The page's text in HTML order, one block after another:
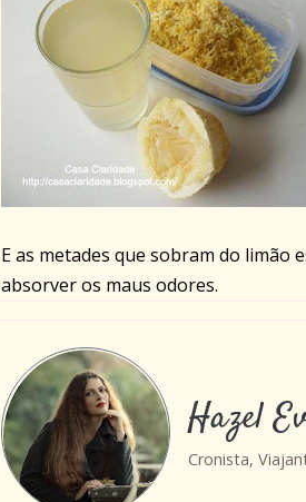
E as metades que sobram do limão
absorver os maus odores.
Hazel
Cronista,